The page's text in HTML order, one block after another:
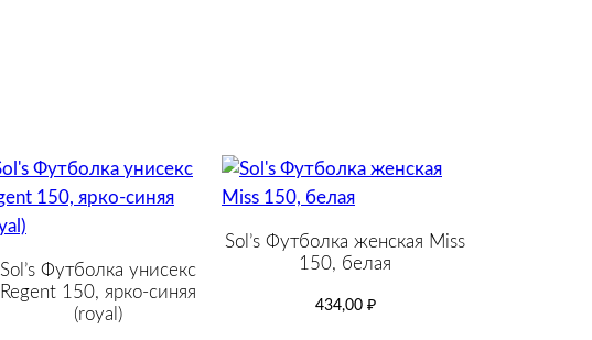
Sol’s Футболка унисекс
Regent 150, ярко-синяя
(royal)
Sol’s Футболка женская Miss
150, белая
434,00 ₽